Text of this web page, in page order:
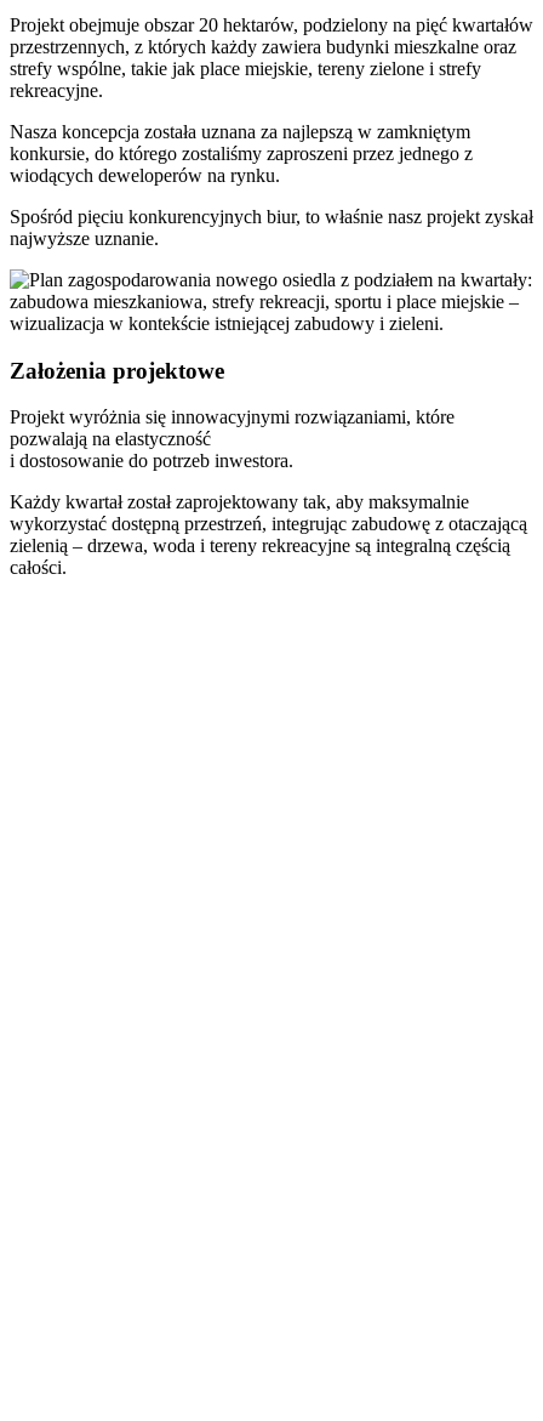
Projekt obejmuje obszar 20 hektarów, podzielony na pięć kwartałów
przestrzennych, z których każdy zawiera budynki mieszkalne oraz
strefy wspólne, takie jak place miejskie, tereny zielone i strefy
rekreacyjne.
Nasza koncepcja została uznana za najlepszą w zamkniętym
konkursie, do którego zostaliśmy zaproszeni przez jednego z
wiodących deweloperów na rynku.
Spośród pięciu konkurencyjnych biur, to właśnie nasz projekt zyskał
najwyższe uznanie.
Założenia projektowe
Projekt wyróżnia się innowacyjnymi rozwiązaniami, które
pozwalają na elastyczność
i dostosowanie do potrzeb inwestora.
Każdy kwartał został zaprojektowany tak, aby maksymalnie
wykorzystać dostępną przestrzeń, integrując zabudowę z otaczającą
zielenią – drzewa, woda i tereny rekreacyjne są integralną częścią
całości.